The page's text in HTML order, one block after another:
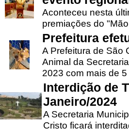
Aconteceu nesta
premiações do
Prefeitura
A Prefeitura de São
Animal da
2023 com mais de 5
Interdição de
Janeiro/2024
A Secretaria
Cristo ficará